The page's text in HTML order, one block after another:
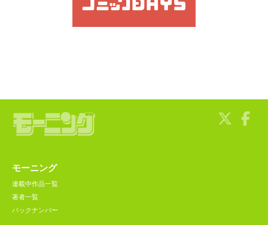
モーニング
連載中作品一覧
著者一覧
バックナンバー